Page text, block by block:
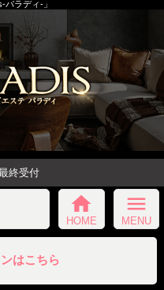
パラディ-」
終受付
home
HOME
menu
MENU
はこちら